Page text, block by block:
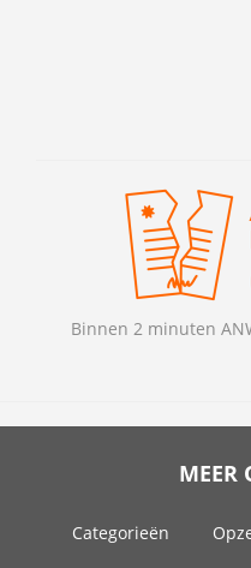
Binnen 2 minuten
MEER
Categorieën